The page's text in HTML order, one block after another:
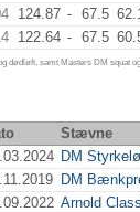
124.87 - 67.5
122.64 - 67.5
dødløft, samt Masters DM squat
Stævne
DM
DM
Arnold